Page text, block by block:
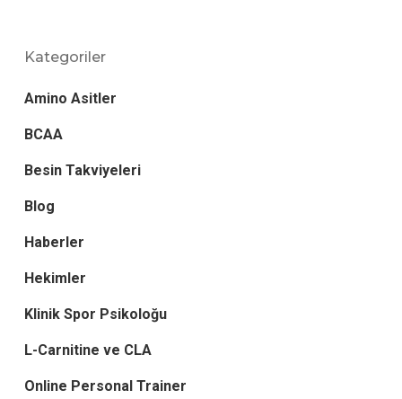
Kategoriler
Amino Asitler
BCAA
Besin Takviyeleri
Blog
Haberler
Hekimler
Klinik Spor Psikoloğu
L-Carnitine ve CLA
Online Personal Trainer